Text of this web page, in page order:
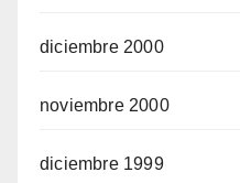
diciembre 2000
noviembre 2000
diciembre 1999